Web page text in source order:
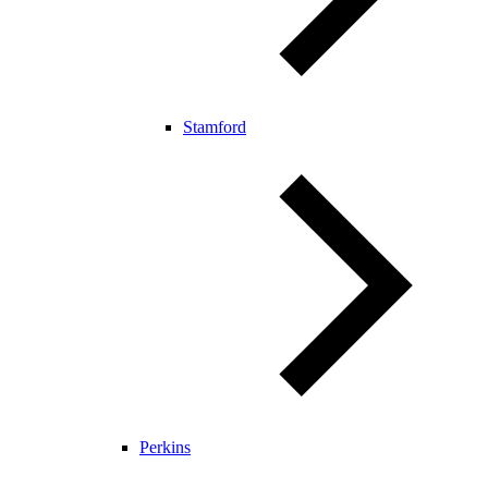
Stamford
Perkins